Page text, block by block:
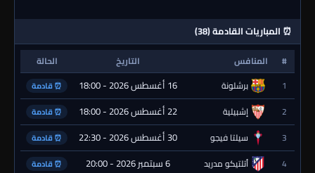
⏰ المباريات القادمة (38)
# المنافس التاريخ
الحالة
1
برشلونة 16 أغسطس 2026 - 18:00 ⏰ قادمة
2 إشبيلية 22 أغسطس 2026 - 18:00 ⏰ قادمة
3 سيلتا فيجو 30 أغسطس 2026 - 22:30 ⏰ قادمة
4 أتلتيكو مدريد 6 سبتمبر 2026 - 20:00 ⏰ قادمة